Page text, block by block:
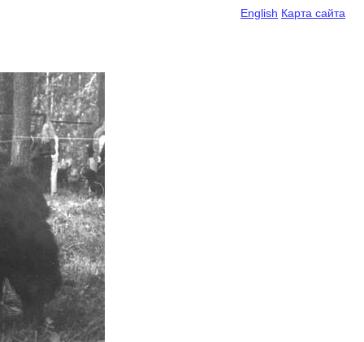
English Карта сайта